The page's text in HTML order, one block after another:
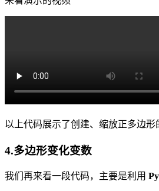
以上代码展示了创建、缩放正多边形
4.多边形变化变数
我们再来看一段代码，主要是利用